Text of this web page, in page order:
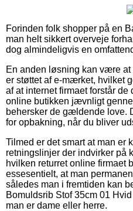
Forinden folk shopper på en
man helt sikkert overveje
dog almindeligvis en
En anden løsning kan være
er støttet af e-mærket, hvilket
af at internet firmaet forstår de
online butikken jævnligt
behersker de gældende love.
for opbakning, når du bliver
Tilmed er det smart at man er
retningslinjer der indvirker på
hvilken returret online firmaet
essesentielt, at man
således man i fremtiden kan
Bomuldsrib Stof 35cm 01
man er dame eller herre.